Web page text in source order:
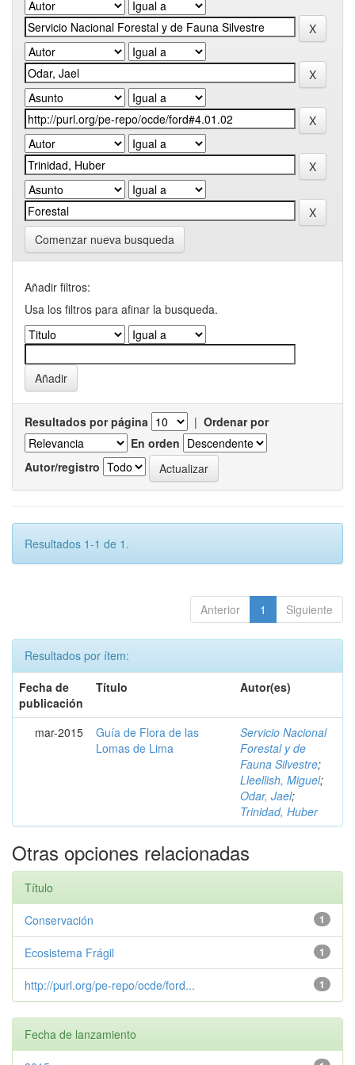
Comenzar nueva busqueda
Añadir filtros:
Usa los filtros para afinar la busqueda.
Resultados por página | Ordenar por
En orden
Autor/registro
Resultados 1-1 de 1.
Anterior 1 Siguiente
Resultados por ítem:
Fecha de
publicación
Título Autor(es)
mar-2015
Guía de Flora de las
Lomas de Lima
Servicio Nacional
Forestal y de
Fauna Silvestre;
Lleellish, Miguel;
Odar, Jael;
Trinidad, Huber
Otras opciones relacionadas
Título
1
Conservación
1
Ecosistema Frágil
1
http://purl.org/pe-repo/ocde/ford...
Fecha de lanzamiento